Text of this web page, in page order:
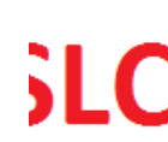
Download:
भैलो)- सुरसुधा नोट:
प्रायोजनको लागि